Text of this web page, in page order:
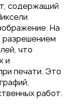
2026
содержащий
На
разрешением
что
и
печати. Это
работ.